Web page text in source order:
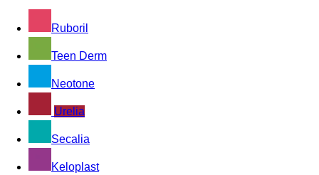
Ruboril
Teen Derm
Neotone
Urelia
Secalia
Keloplast